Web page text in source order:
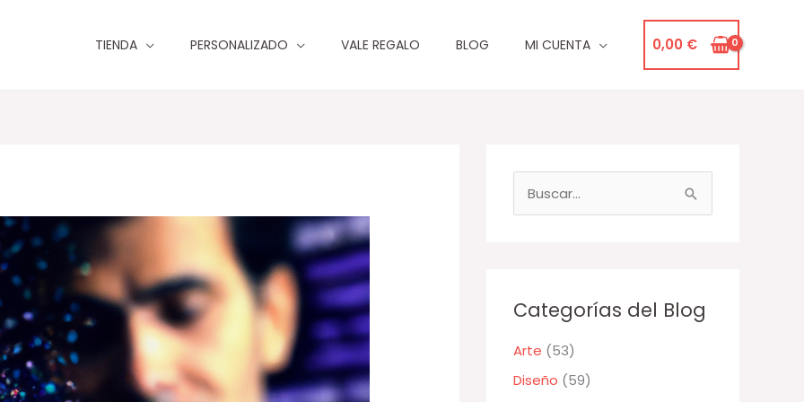
TIENDA PERSONALIZADO VALE REGALO BLOG MI CUENTA 0,00 €
a
p
o
Categorías del Blog
Arte (53)
Diseño (59)